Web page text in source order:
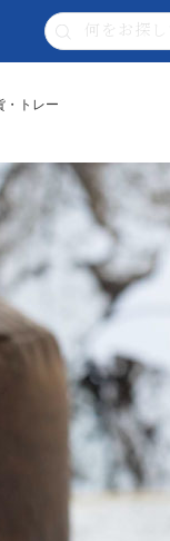
・トレー